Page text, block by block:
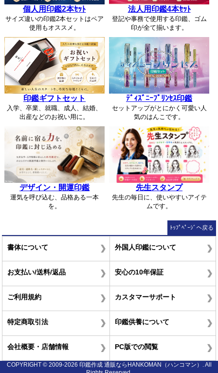
個人用印鑑2本ｾｯﾄ
サイズ違いの印鑑2本セットはペア
使用もオススメ。
法人用印鑑4本ｾｯﾄ
登記や事務で使用する印鑑、ゴム
印が全て揃います。
印鑑ギフトセット
入学、卒業、就職、成人、結婚、
出産などのお祝い用に。
ﾃﾞｨｽﾞﾆｰﾌﾟﾘﾝｾｽ印鑑
セットアップがとにかく可愛い人
気のはんこです。
デザイン・開運印鑑
運気を呼び込む、品格ある一本
を。
先生スタンプ
先生の毎日に、使いやすいアイテ
ムです。
ﾄｯﾌﾟﾍﾟｰｼﾞへ戻る
書体について 外国人印鑑について
お支払い/送料/返品 安心の10年保証
ご利用規約 カスタマーサポート
特定商取引法 印鑑供養について
会社概要・店舗情報 PC版での閲覧
COPYRIGHT © 2009-2026 印鑑作成 通販ならHANKOMAN（ハンコマン）. All